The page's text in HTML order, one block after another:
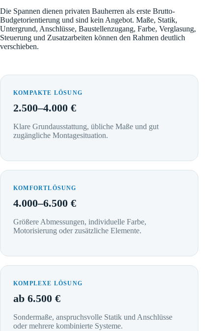
Die Spannen dienen privaten Bauherren als erste Brutto-
Budgetorientierung und sind kein Angebot. Maße, Statik,
Untergrund, Anschlüsse, Baustellenzugang, Farbe, Verglasung,
Steuerung und Zusatzarbeiten können den Rahmen deutlich
verschieben.
KOMPAKTE LÖSUNG
2.500–4.000 €
Klare Grundausstattung, übliche Maße und gut
zugängliche Montagesituation.
KOMFORTLÖSUNG
4.000–6.500 €
Größere Abmessungen, individuelle Farbe,
Motorisierung oder zusätzliche Elemente.
KOMPLEXE LÖSUNG
ab 6.500 €
Sondermaße, anspruchsvolle Statik und Anschlüsse
oder mehrere kombinierte Systeme.